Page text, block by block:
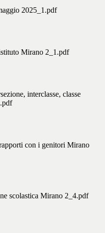
2025_1.pdf
Mirano 2_1.pdf
interclasse, classe
con i genitori Mirano
scolastica Mirano 2_4.pdf